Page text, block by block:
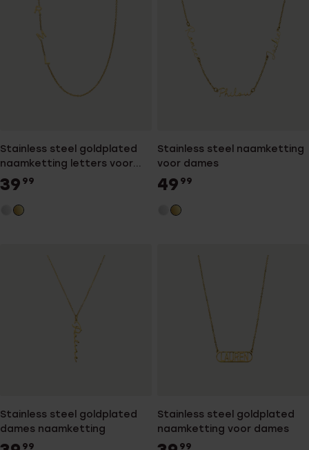
Stainless steel goldplated
naamketting letters voor
dames
39 99
Stainless steel naamketting
voor dames
49 99
Stainless steel goldplated
dames naamketting
99
Stainless steel goldplated
naamketting voor dames
99